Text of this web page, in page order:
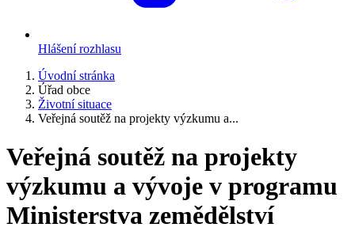
Hlášení rozhlasu
Úvodní stránka
Úřad obce
Životní situace
Veřejná soutěž na projekty výzkumu a...
Veřejná soutěž na projekty
výzkumu a vývoje v programu
Ministerstva zemědělství